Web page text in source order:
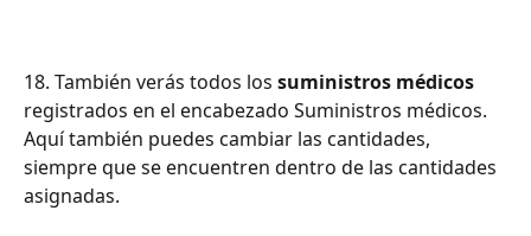
18. También verás todos los suministros médicos
registrados en el encabezado Suministros médicos.
Aquí también puedes cambiar las cantidades,
siempre que se encuentren dentro de las cantidades
asignadas.